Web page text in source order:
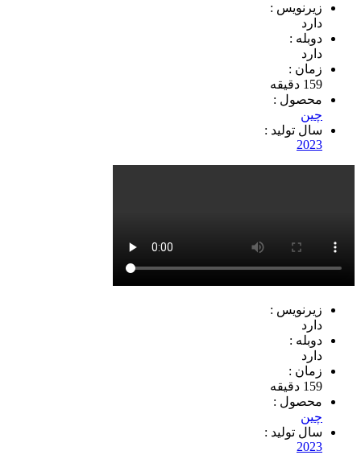
زیرنویس :
دارد
دوبله :
دارد
زمان :
159 دقیقه
محصول :
چين
سال تولید :
2023
زیرنویس :
دارد
دوبله :
دارد
زمان :
159 دقیقه
محصول :
چين
سال تولید :
2023